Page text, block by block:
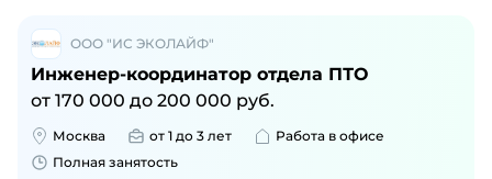
ООО "ИС ЭКОЛАЙФ"
Инженер-координатор отдела ПТО
от 170 000 до 200 000 руб.
Москва от 1 до 3 лет
Работа в офисе
Полная занятость